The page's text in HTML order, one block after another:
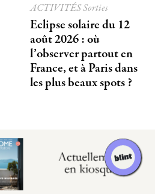
ACTIVITÉSSorties
Eclipse solaire du 12
août 2026 : où
l’observer partout en
France, et à Paris dans
les plus beaux spots ?